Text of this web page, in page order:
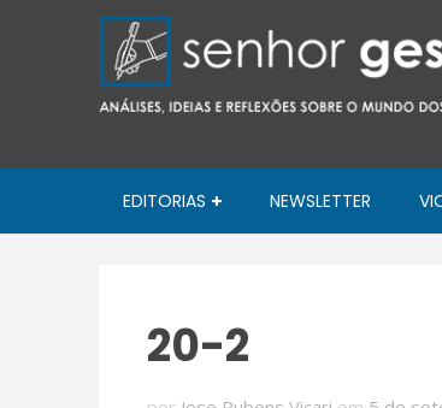
EDITORIAS NEWSLETTER
20-2